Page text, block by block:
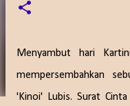
Menyambut hari
mempersembahkan
'Kinoi' Lubis. Surat